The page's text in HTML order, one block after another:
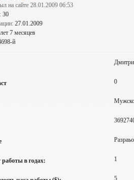
на сайте 28.01.2009 06:53
30
27.01.2009
7 месяцев
й
0
в годах: 1
5